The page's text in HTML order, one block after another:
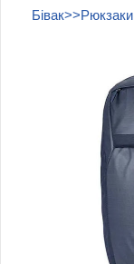
Бівак>>Рюкзаки